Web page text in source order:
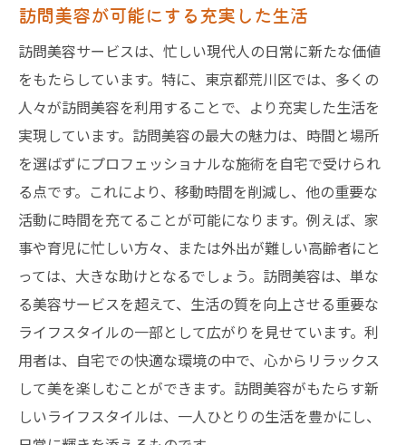
訪問美容が可能にする充実した生活
訪問美容サービスは、忙しい現代人の日常に新たな価値
をもたらしています。特に、東京都荒川区では、多くの
人々が訪問美容を利用することで、より充実した生活を
実現しています。訪問美容の最大の魅力は、時間と場所
を選ばずにプロフェッショナルな施術を自宅で受けられ
る点です。これにより、移動時間を削減し、他の重要な
活動に時間を充てることが可能になります。例えば、家
事や育児に忙しい方々、または外出が難しい高齢者にと
っては、大きな助けとなるでしょう。訪問美容は、単な
る美容サービスを超えて、生活の質を向上させる重要な
ライフスタイルの一部として広がりを見せています。利
用者は、自宅での快適な環境の中で、心からリラックス
して美を楽しむことができます。訪問美容がもたらす新
しいライフスタイルは、一人ひとりの生活を豊かにし、